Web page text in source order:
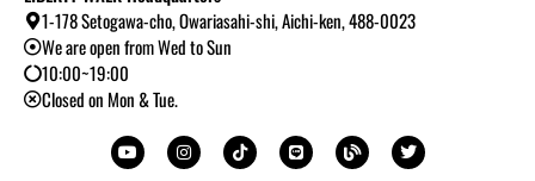
1-178 Setogawa-cho, Owariasahi-shi, Aichi-ken, 488-0023
We are open from Wed to Sun
10:00~19:00
Closed on Mon & Tue.
o
u
t
n
s
t
i
k
t
i
n
e
l
o
g
w
i
t